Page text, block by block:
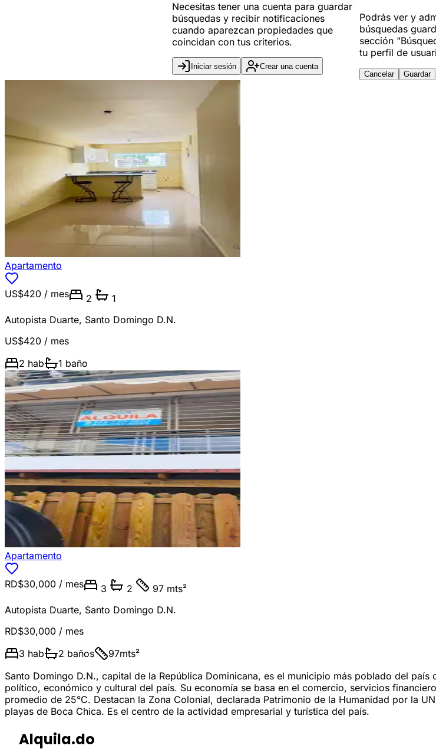
Necesitas tener una cuenta para guardar
búsquedas y recibir notificaciones
cuando aparezcan propiedades que
coincidan con tus criterios.
Iniciar sesión Crear una cuenta
Podrás ver y
búsquedas
sección
tu perfil de
Cancelar Guardar
Apartamento
US$420 / mes 2
1
Autopista Duarte, Santo Domingo D.N.
US$420 / mes
2 hab 1 baño
Apartamento
RD$30,000 / mes 3 2
97 mts²
Autopista Duarte, Santo Domingo D.N.
RD$30,000 / mes
3 hab 2 baños 97mts²
Santo Domingo D.N., capital de la República Dominicana, es el municipio más poblado del
político, económico y cultural del país. Su economía se basa en el comercio, servicios
promedio de 25°C. Destacan la Zona Colonial, declarada Patrimonio de la Humanidad por la
playas de Boca Chica. Es el centro de la actividad empresarial y turística del país.
Alquila.do